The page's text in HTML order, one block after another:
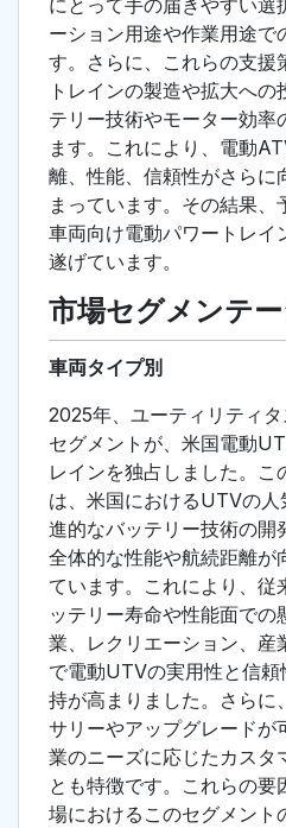
にとって手の届きやすい選
ーション用途や作業用途で
す。さらに、これらの支援
トレインの製造や拡大へ
テリー技術やモーター効率
ます。これにより、電動
離、性能、信頼性がさらに
まっています。その結果
車両向け電動パワートレイ
遂げています。
市場セグメンテ
車両タイプ別
2025年、ユーティリティタ
セグメントが、米国電動
レインを独占しました。こ
は、米国におけるUTVの
進的なバッテリー技術の
全体的な性能や航続距離が
ています。これにより、従
ッテリー寿命や性能面での
業、レクリエーション、産
で電動UTVの実用性と信
持が高まりました。さら
サリーやアップグレードが
業のニーズに応じたカスタ
とも特徴です。これらの要
場におけるこのセグメント